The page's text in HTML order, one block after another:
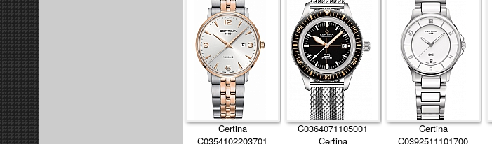
Certina
C0354102203701
C0364071105001
Certina
Certina
C0392511101700